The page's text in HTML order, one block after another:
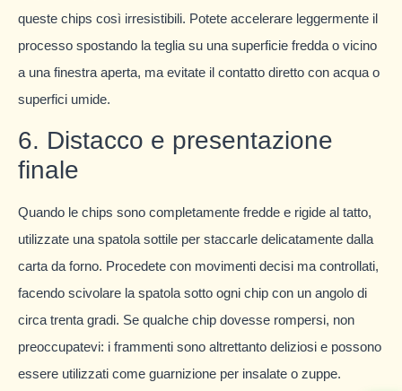
queste chips così irresistibili. Potete accelerare leggermente il
processo spostando la teglia su una superficie fredda o vicino
a una finestra aperta, ma evitate il contatto diretto con acqua o
superfici umide.
6. Distacco e presentazione
finale
Quando le chips sono completamente fredde e rigide al tatto,
utilizzate una spatola sottile per staccarle delicatamente dalla
carta da forno. Procedete con movimenti decisi ma controllati,
facendo scivolare la spatola sotto ogni chip con un angolo di
circa trenta gradi. Se qualche chip dovesse rompersi, non
preoccupatevi: i frammenti sono altrettanto deliziosi e possono
essere utilizzati come guarnizione per insalate o zuppe.